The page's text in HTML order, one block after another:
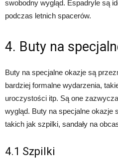
swobodny wygląd. Espadryle są
podczas letnich spacerów.
4. Buty na
Buty na specjalne okazje są
bardziej formalne wydarzenia,
uroczystości itp. Są one
wygląd. Buty na specjalne okazje
takich jak szpilki, sandały na
4.1 Szpilki